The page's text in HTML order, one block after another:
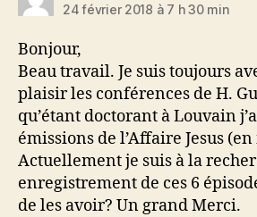
24 février 2018 à 7 h 30 min
Bonjour,
Beau travail. Je suis toujours
plaisir les conférences de H.
qu’étant doctorant à Louvain
émissions de l’Affaire Jesus
Actuellement je suis à la
enregistrement de ces 6
de les avoir? Un grand Merci.